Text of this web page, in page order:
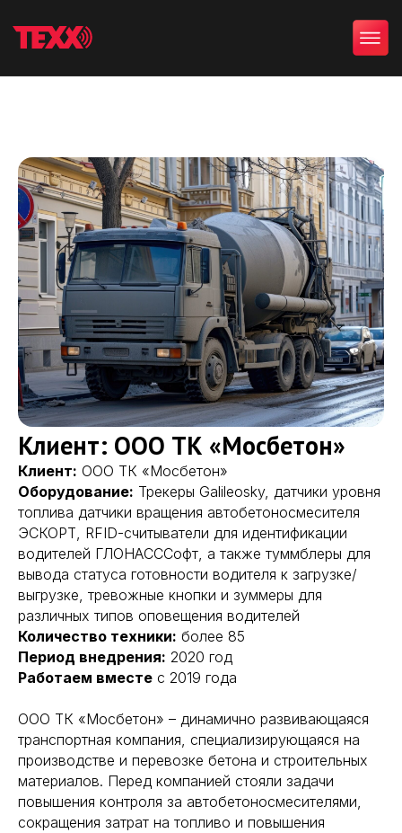
Клиент: ООО ТК «Мосбетон»
Клиент: ООО ТК «Мосбетон»
Оборудование: Трекеры Galileosky, датчики уровня
топлива датчики вращения автобетоносмесителя
ЭСКОРТ, RFID-считыватели для идентификации
водителей ГЛОНАСССофт, а также туммблеры для
вывода статуса готовности водителя к загрузке/
выгрузке, тревожные кнопки и зуммеры для
различных типов оповещения водителей
Количество техники: более 85
Период внедрения: 2020 год
Работаем вместе с 2019 года
ООО ТК «Мосбетон» – динамично развивающаяся
транспортная компания, специализирующаяся на
производстве и перевозке бетона и строительных
материалов. Перед компанией стояли задачи
повышения контроля за автобетоносмесителями,
сокращения затрат на топливо и повышения